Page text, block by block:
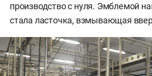
производство с нуля. Эмблемой
стала ласточка, взмывающая